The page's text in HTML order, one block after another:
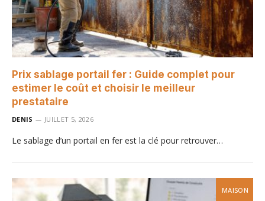
Prix sablage portail fer : Guide complet pour
estimer le coût et choisir le meilleur
prestataire
DENIS JUILLET 5, 2026
Le sablage d’un portail en fer est la clé pour retrouver…
MAISON